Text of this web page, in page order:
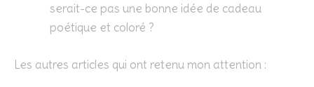
serait-ce pas une bonne idée de cadeau
poétique et coloré ?
Les autres articles qui ont retenu mon attention :